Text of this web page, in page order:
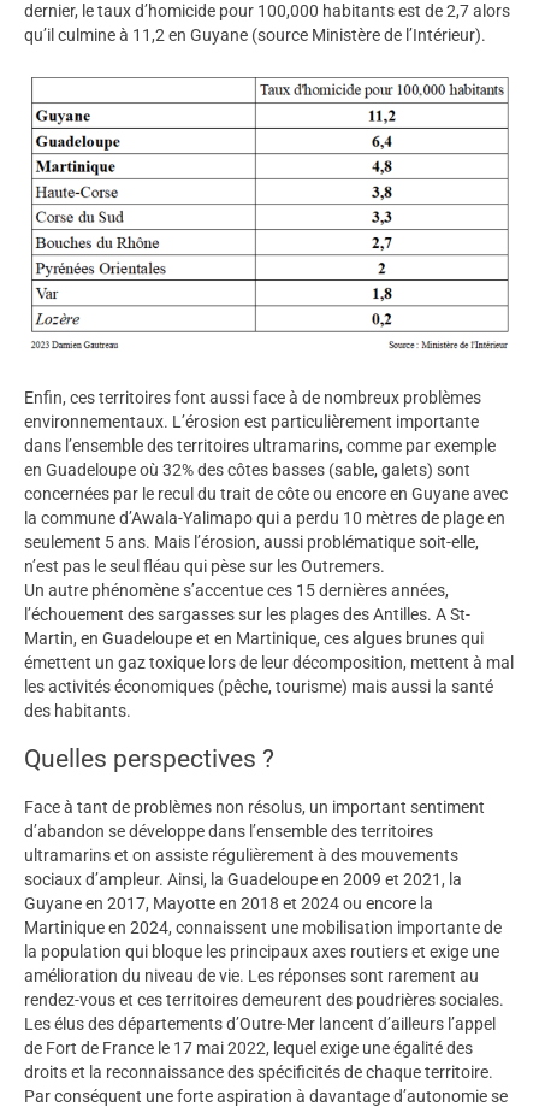
dernier, le taux d’homicide pour 100,000 habitants est de 2,7 alors
qu’il culmine à 11,2 en Guyane (source Ministère de l’Intérieur).
Enfin, ces territoires font aussi face à de nombreux problèmes
environnementaux. L’érosion est particulièrement importante
dans l’ensemble des territoires ultramarins, comme par exemple
en Guadeloupe où 32% des côtes basses (sable, galets) sont
concernées par le recul du trait de côte ou encore en Guyane avec
la commune d’Awala-Yalimapo qui a perdu 10 mètres de plage en
seulement 5 ans. Mais l’érosion, aussi problématique soit-elle,
n’est pas le seul fléau qui pèse sur les Outremers.
Un autre phénomène s’accentue ces 15 dernières années,
l’échouement des sargasses sur les plages des Antilles. A St-
Martin, en Guadeloupe et en Martinique, ces algues brunes qui
émettent un gaz toxique lors de leur décomposition, mettent à mal
les activités économiques (pêche, tourisme) mais aussi la santé
des habitants.
Quelles perspectives ?
Face à tant de problèmes non résolus, un important sentiment
d’abandon se développe dans l’ensemble des territoires
ultramarins et on assiste régulièrement à des mouvements
sociaux d’ampleur. Ainsi, la Guadeloupe en 2009 et 2021, la
Guyane en 2017, Mayotte en 2018 et 2024 ou encore la
Martinique en 2024, connaissent une mobilisation importante de
la population qui bloque les principaux axes routiers et exige une
amélioration du niveau de vie. Les réponses sont rarement au
rendez-vous et ces territoires demeurent des poudrières sociales.
Les élus des départements d’Outre-Mer lancent d’ailleurs l’appel
de Fort de France le 17 mai 2022, lequel exige une égalité des
droits et la reconnaissance des spécificités de chaque territoire.
Par conséquent une forte aspiration à davantage d’autonomie se